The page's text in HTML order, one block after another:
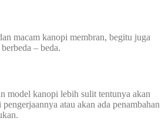
macam kanopi membran, begitu juga
– beda.
model kanopi lebih sulit tentunya akan
atau akan ada penambahan